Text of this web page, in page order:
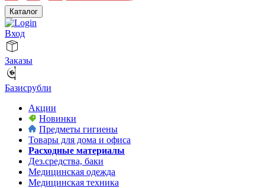
Каталог
Вход
Заказы
Базисрубли
Акции
Новинки
Предметы гигиены
Товары для дома и офиса
Расходные материалы
Дез.средства, баки
Медицинская одежда
Медицинская техника